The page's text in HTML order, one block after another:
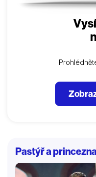
Pastýř a princezna